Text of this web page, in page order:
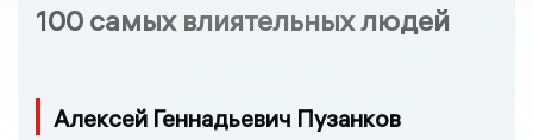
100 самых влиятельных людей
Алексей Геннадьевич Пузанков